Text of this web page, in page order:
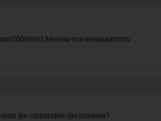
2009/06/13/emilia-irza-bleaaaahhhh/
din corporatiile din romania?